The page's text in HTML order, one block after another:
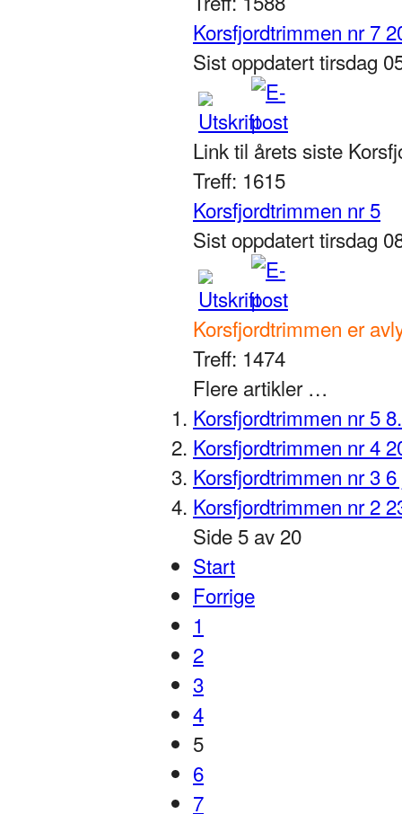
Korsfjordtrimmen nr 7
Sist oppdatert tirsdag
Link til årets siste
Treff: 1615
Korsfjordtrimmen nr 5
Sist oppdatert tirsdag
Korsfjordtrimmen er
Treff: 1474
Flere artikler …
Korsfjordtrimmen nr 5
Korsfjordtrimmen nr 4
Korsfjordtrimmen nr 3
Korsfjordtrimmen nr 2
Side 5 av 20
Start
Forrige
1
2
3
4
5
6
7